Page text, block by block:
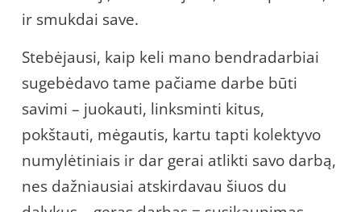
ir smukdai save.
Stebėjausi, kaip keli mano bendradarbiai
sugebėdavo tame pačiame darbe būti
savimi – juokauti, linksminti kitus,
pokštauti, mėgautis, kartu tapti kolektyvo
numylėtiniais ir dar gerai atlikti savo darbą,
nes dažniausiai atskirdavau šiuos du